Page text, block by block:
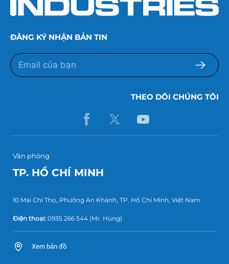
ĐĂNG KÝ NHẬN BẢN TIN
THEO DÕI CHÚNG TÔI
Văn phòng
TP. HỒ CHÍ MINH
10 Mai Chí Thọ, Phường An Khánh, TP. Hồ Chí Minh, Việt Nam
Điện thoại: 0935 266 544 (Mr. Hùng)
Xem bản đồ